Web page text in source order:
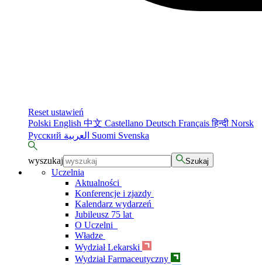
Reset ustawień
Polski English 中文 Castellano Deutsch Françaisहिन्दी Norsk
Русский
Suomi Svenska
wyszukaj Szukaj
Uczelnia
Aktualności
Konferencje i zjazdy
Kalendarz wydarzeń
Jubileusz 75 lat
O Uczelni
Władze
Wydział Lekarski
Wydział Farmaceutyczny